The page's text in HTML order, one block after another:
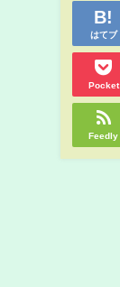
はてブ
Pocket
Feedly